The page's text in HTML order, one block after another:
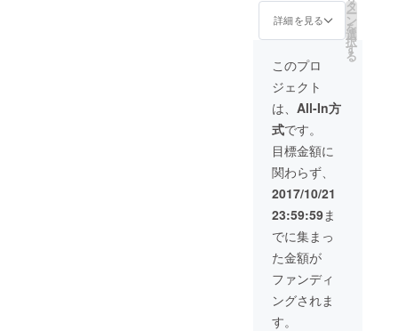
になり
ます。
制、開
館日の
み利用
可。 ＊
期限：
2018年
3月末ま
で ＊
DIT認定
講座を
受講の
場合は
受講料
金より
3000円
引き。
◎エプ
ロンに
ン（１
つ） ・
ハンド
メイド
でつく
られた
森のピ
アス（1
ペア）
・KILTA
3時間パ
スポー
ト（３
枚） ・
KILTAで
使える
木材や
鉄材を
プレゼ
ント
（1000
詳細を見る
タ
ー
ン
を
選
択
す
る
このプロ
ジェクト
は、 All-In方
式です。
目標金額に
関わらず、
2017/10/21
23:59:59ま
でに集まっ
た金額が
ファンディ
ングされま
す。